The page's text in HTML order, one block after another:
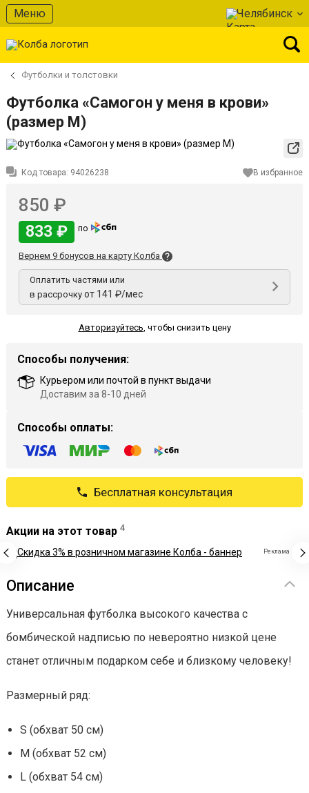
Меню Челябинск
Футболки и толстовки
Футболка «Самогон у меня в крови»
(размер M)
Код товара: 94026238 В избранное
850 ₽
833 ₽ по
Вернем 9 бонусов на карту Колба
Оплатить частями или
в рассрочку от 141 ₽/мес
Авторизуйтесь, чтобы снизить цену
Способы получения:
Курьером или почтой в пункт выдачи
Доставим за 8-10 дней
Способы оплаты:
Бесплатная консультация
Акции на этот товар 4
Реклама
Описание
Универсальная футболка высокого качества с
бомбической надписью по невероятно низкой цене
станет отличным подарком себе и близкому человеку!
Размерный ряд:
S (обхват 50 см)
M (обхват 52 см)
L (обхват 54 см)